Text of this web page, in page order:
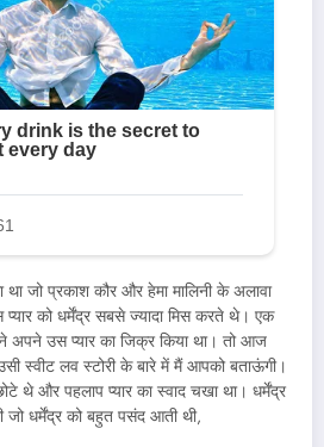
था जो प्रकाश कौर और हेमा मालिनी के अलावा
को धर्मेंद्र सबसे ज्यादा मिस करते थे। एक
अपने उस प्यार का जिक्र किया था। तो आज
स्वीट लव स्टोरी के बारे में मैं आपको बताऊंगी।
थे और पहलाप प्यार का स्वाद चखा था। धर्मेंद्र
धर्मेंद्र को बहुत पसंद आती थी,